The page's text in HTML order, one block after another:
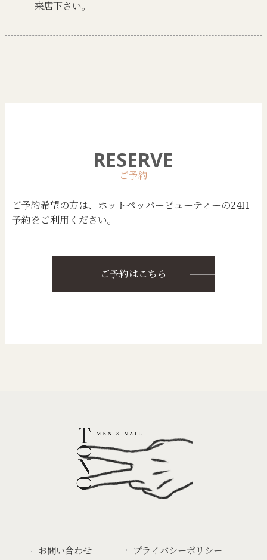
来店下さい。
RESERVE
ご予約希望の方は、ホットペッパービューティーの24H
予約をご利用ください。
ご予約はこちら
お問い合わせ プライバシーポリシー